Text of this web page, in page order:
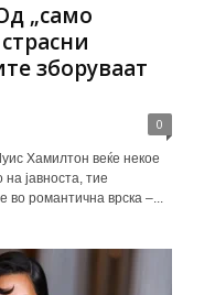
„само
зборуваат
0
Хамилтон веќе некое
јавноста, тие
во романтична врска –...